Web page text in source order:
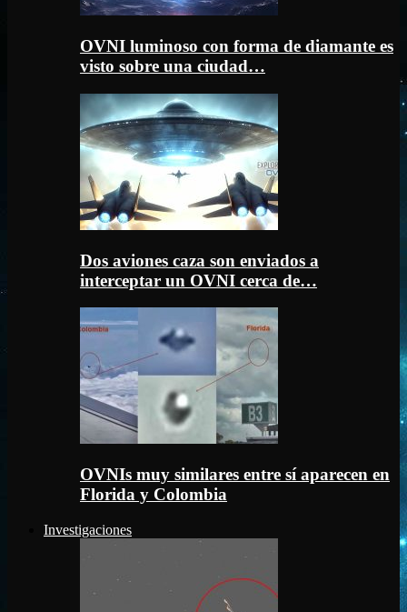
OVNI luminoso con forma de diamante es
visto sobre una ciudad…
Dos aviones caza son enviados a
interceptar un OVNI cerca de…
OVNIs muy similares entre sí aparecen en
Florida y Colombia
Investigaciones